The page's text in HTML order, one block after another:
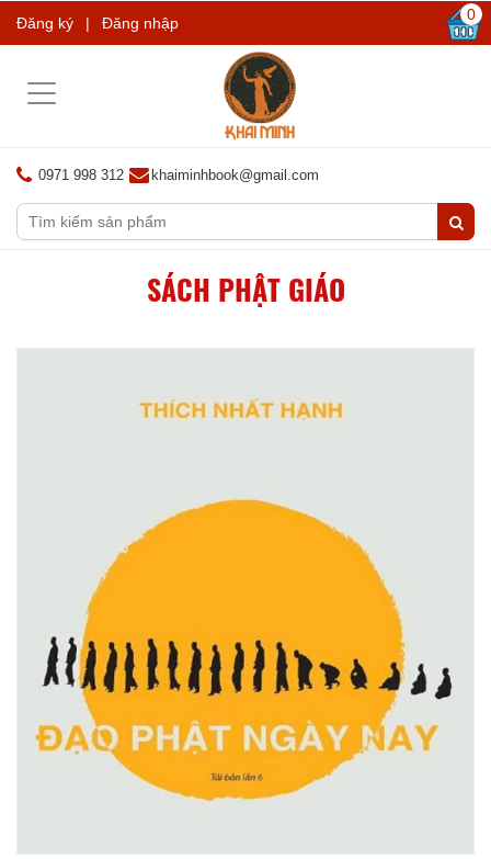
Đăng ký | Đăng nhập 0
Toggle
0971 998 312 khaiminhbook@gmail.com
SÁCH PHẬT GIÁO